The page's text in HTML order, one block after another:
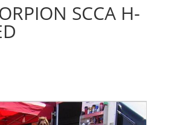
SCCA H-